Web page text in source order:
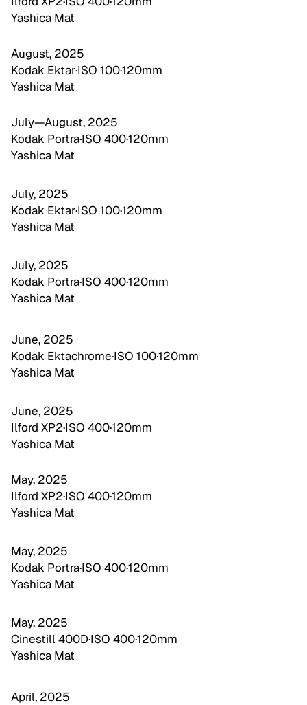
Yashica Mat
August, 2025
Kodak Ektar·ISO 100·120mm
Yashica Mat
July—August, 2025
Kodak Portra·ISO 400·120mm
Yashica Mat
July, 2025
Kodak Ektar·ISO 100·120mm
Yashica Mat
July, 2025
Kodak Portra·ISO 400·120mm
Yashica Mat
June, 2025
Kodak Ektachrome·ISO 100·120mm
Yashica Mat
June, 2025
Ilford XP2·ISO 400·120mm
Yashica Mat
May, 2025
Ilford XP2·ISO 400·120mm
Yashica Mat
May, 2025
Kodak Portra·ISO 400·120mm
Yashica Mat
May, 2025
Cinestill 400D·ISO 400·120mm
Yashica Mat
April, 2025